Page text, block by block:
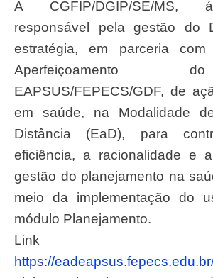
A CGFIP/DGIP/SE/MS,
responsável pela gestão do
estratégia, em parceria
Aperfeiçoamento
EAPSUS/FEPECS/GDF, de
em saúde, na Modalidade
Distância (EaD), para
eficiência, a racionalidade e
gestão do planejamento na
meio da implementação do
módulo Planejamento.
Link
https://